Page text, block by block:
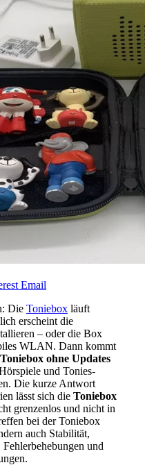
Email
Die Toniebox läuft
erscheint die
– oder die Box
WLAN. Dann kommt
Toniebox ohne Updates
und Tonies-
Die kurze Antwort
lässt sich die Toniebox
grenzenlos und nicht in
bei der Toniebox
auch Stabilität,
und